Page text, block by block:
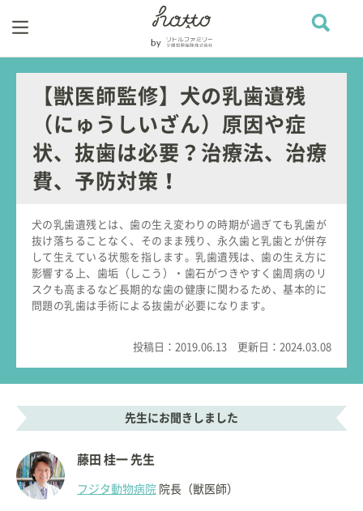
【獣医師監修】犬の乳歯遺残
（にゅうしいざん）原因や症
状、抜歯は必要？治療法、治療
費、予防対策！
犬の乳歯遺残とは、歯の生え変わりの時期が過ぎても乳歯が
抜け落ちることなく、そのまま残り、永久歯と乳歯とが併存
して生えている状態を指します。乳歯遺残は、歯の生え方に
影響する上、歯垢（しこう）・歯石がつきやすく歯周病のリ
スクも高まるなど長期的な歯の健康に関わるため、基本的に
問題の乳歯は手術による抜歯が必要になります。
投稿日：2019.06.13 更新日：2024.03.08
先生にお聞きしました
藤田 桂一 先生
フジタ動物病院院長（獣医師）